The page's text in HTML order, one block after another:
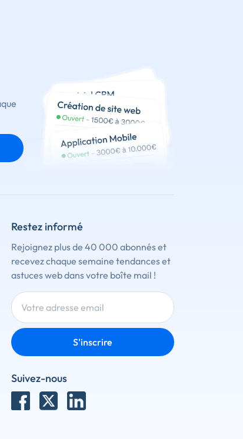
Restez informé
Rejoignez plus de 40 000 abonnés et
recevez chaque semaine tendances et
astuces web dans votre boîte mail !
S'inscrire
Suivez-nous